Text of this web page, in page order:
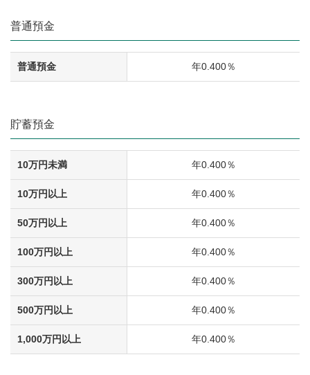
普通預金
普通預金 年0.400％
貯蓄預金
10万円未満 年0.400％
10万円以上 年0.400％
50万円以上 年0.400％
100万円以上 年0.400％
300万円以上 年0.400％
500万円以上 年0.400％
1,000万円以上 年0.400％